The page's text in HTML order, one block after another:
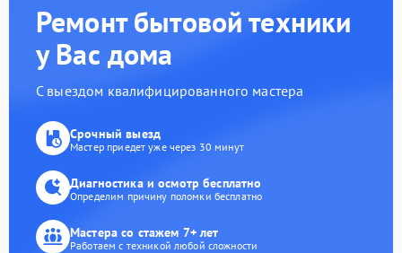
Ремонт бытовой техники
у Вас дома
С выездом квалифицированного мастера
Срочный выезд
Мастер приедет уже через 30 минут
Диагностика и осмотр бесплатно
Определим причину поломки бесплатно
Мастера со стажем 7+ лет
Работаем с техникой любой сложности